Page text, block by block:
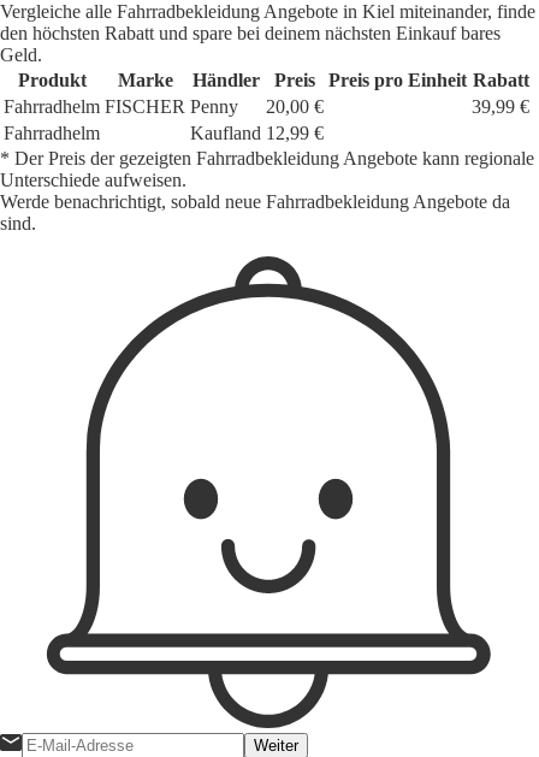
Vergleiche alle Fahrradbekleidung Angebote in Kiel miteinander, finde
den höchsten Rabatt und spare bei deinem nächsten Einkauf bares
Geld.
Produkt
Marke Händler Preis Preis pro Einheit Rabatt
Fahrradhelm FISCHER Penny 20,00 €
39,99 €
Fahrradhelm
Kaufland 12,99 €
* Der Preis der gezeigten Fahrradbekleidung Angebote kann regionale
Unterschiede aufweisen.
Werde benachrichtigt, sobald neue Fahrradbekleidung Angebote da
sind.
Weiter